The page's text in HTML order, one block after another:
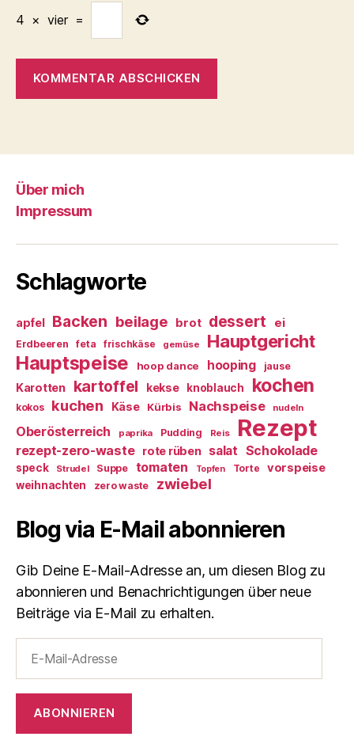
4 × vier =
Über mich
Impressum
Schlagworte
apfel Backen beilage brot dessert ei
Erdbeeren feta frischkäse gemüse Hauptgericht
Hauptspeise hoop dance hooping jause
Karotten kartoffel kekse knoblauch kochen
kokos kuchen Käse Kürbis Nachspeise nudeln
Oberösterreich paprika Pudding Reis Rezept
rezept-zero-waste rote rüben salat Schokolade
speck Strudel Suppe tomaten Topfen Torte vorspeise
weihnachten zero waste zwiebel
Blog via E-Mail abonnieren
Gib Deine E-Mail-Adresse an, um diesen Blog zu
abonnieren und Benachrichtigungen über neue
Beiträge via E-Mail zu erhalten.
Mail-
Adresse
ABONNIEREN